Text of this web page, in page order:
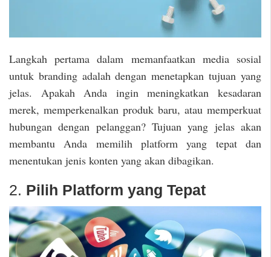
Langkah pertama dalam memanfaatkan media sosial
untuk branding adalah dengan menetapkan tujuan yang
jelas. Apakah Anda ingin meningkatkan kesadaran
merek, memperkenalkan produk baru, atau memperkuat
hubungan dengan pelanggan? Tujuan yang jelas akan
membantu Anda memilih platform yang tepat dan
menentukan jenis konten yang akan dibagikan.
2. Pilih Platform yang Tepat